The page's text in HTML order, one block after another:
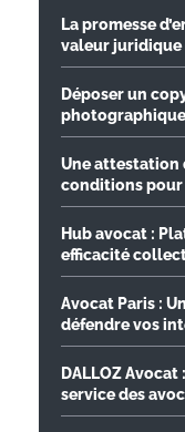
La promesse
valeur juridique
Déposer un
Une attestation
conditions pour
Hub avocat :
efficacité
Avocat Paris :
défendre vos
DALLOZ
service des